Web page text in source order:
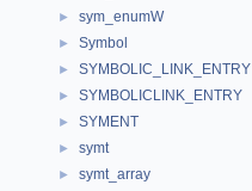
► sym_enumW
► Symbol
► SYMBOLIC_LINK_ENTRY
► SYMBOLICLINK_ENTRY
► SYMENT
► symt
► symt_array